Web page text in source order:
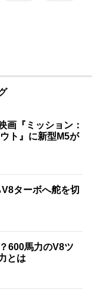
画『ミッション：
ト』に新型M5が
ターボへ舵を切
600馬力のV8ツ
とは